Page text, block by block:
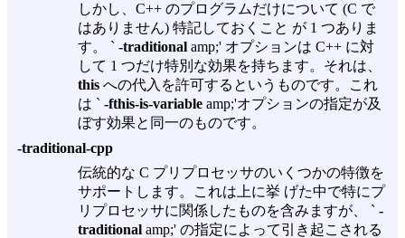
しかし、C++ のプログラムだけについて (C で
はありません) 特記しておくこと が 1 つありま
す。 ` -traditional amp;' オプションは C++ に対
して 1 つだけ特別な効果を持ちます。それは、
this への代入を許可するというものです。これ
は ` -fthis-is-variable amp;'オプションの指定が及
ぼす効果と同一のものです。
-traditional-cpp
伝統的な C プリプロセッサのいくつかの特徴を
サポートします。これは上に挙 げた中で特にプ
リプロセッサに関係したものを含みますが、 ` -
traditional amp;' の指定によって引き起こされる